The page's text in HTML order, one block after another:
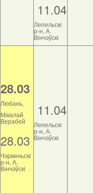
11.04
Лепельскі
р-н, А.
Вінчэўскі
28.03
Любань,
Мікалай
Верабей
28.03
Чэрвеньскі
р-н, А.
Вінчэўскі
11.04
Лепельскі
р-н, А.
Вінчэўскі